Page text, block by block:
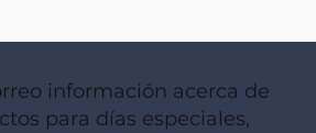
información acerca de
para días especiales,